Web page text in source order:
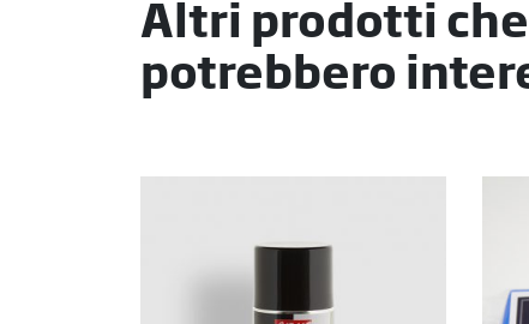
Altri prodotti che
potrebbero